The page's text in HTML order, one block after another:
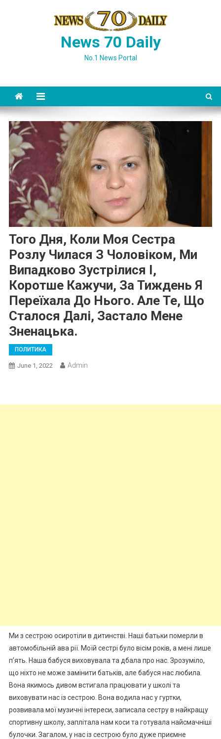
News 70 Daily
No.1 News Portal
Того Дня, Коли Моя Сестра
Розлу Чилася З Чоловіком, Ми
Випадково Зустрілися І,
Коротше Кажучи, За Тиждень Я
Переїхала До Нього. Але Те, Що
Сталося Далі, Застало Мене
Зненацька.
ПОЛИТИКА
June 1, 2022 Admin
Ми з сестрою осиротіли в дитинстві. Наші батьки померли в
автомобільній ава рії. Моїй сестрі було вісім років, а мені лише
п’ять. Наша бабуся виховувала та дбала про нас. Зрозуміло,
що ніхто не може замінити батьків, але бабуся нас любила.
Вона якимось дивом встигала працювати у школі та
виховувати нас із сестрою. Вона водила нас у гуртки,
розвивала мої музичні інтереси, записала сестру в найкращу
спортивну школу, заплітала нам коси та готувала найсмачніші
булочки. Загалом, у нас із сестрою було дуже приємне